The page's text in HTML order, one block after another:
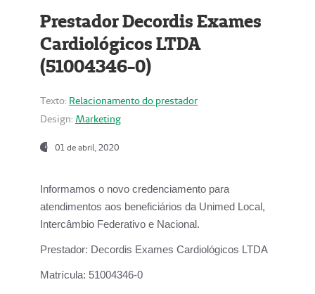
Prestador Decordis Exames
Cardiológicos LTDA
(51004346-0)
Texto: Relacionamento do prestador
Design: Marketing
01 de abril, 2020
Informamos o novo credenciamento para
atendimentos aos beneficiários da Unimed Local,
Intercâmbio Federativo e Nacional.
Prestador: Decordis Exames Cardiológicos LTDA
Matrícula: 51004346-0